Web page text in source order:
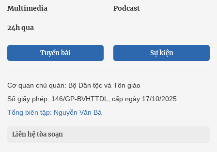
Multimedia Podcast
24h qua
Tuyến bài Sự kiện
Cơ quan chủ quản: Bộ Dân tộc và Tôn giáo
Số giấy phép: 146/GP-BVHTTDL, cấp ngày 17/10/2025
Tổng biên tập: Nguyễn Văn Bá
Liên hệ tòa soạn